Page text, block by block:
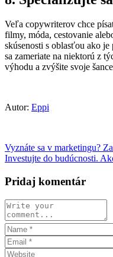
Veľa copywriterov chce
filmy, móda, cestovanie
skúsenosti s oblasťou ako
sa zameriate na niektorú z
výhodu a zvýšite svoje
Autor: Eppi
Vyznáte sa v marketingu?
Investujte do budúcnosti.
Pridaj komentár